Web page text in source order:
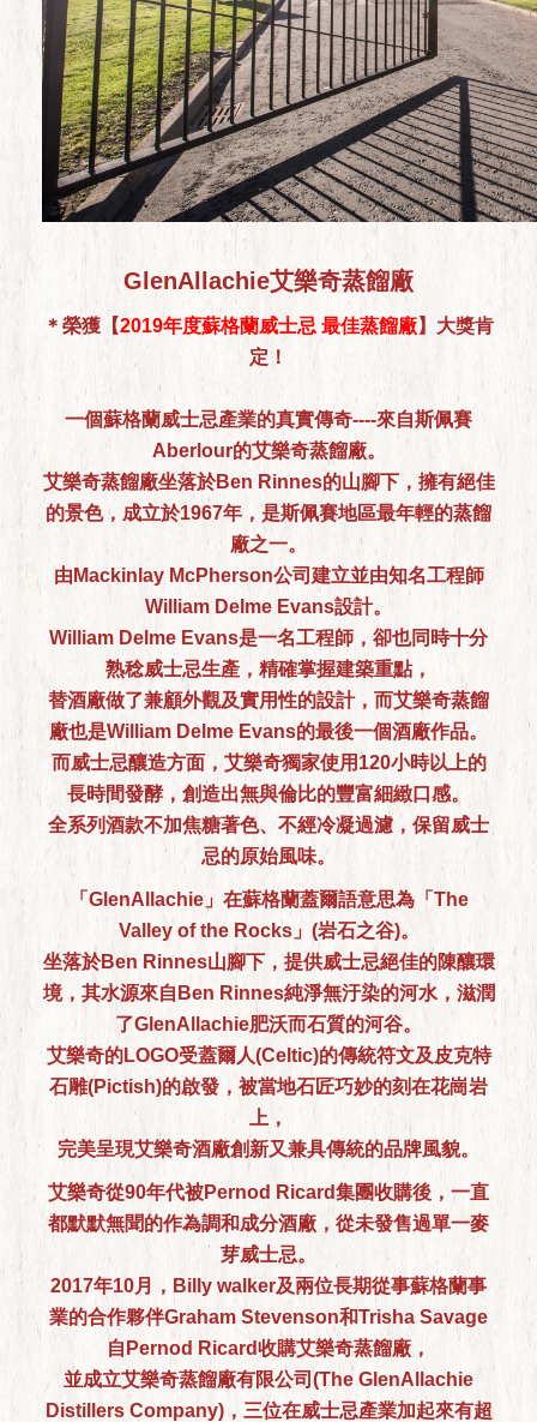
GlenAllachie艾樂奇蒸餾廠
＊榮獲【2019年度蘇格蘭威士忌 最佳蒸餾廠】大獎肯
定！
一個蘇格蘭威士忌產業的真實傳奇----來自斯佩賽
Aberlour的艾樂奇蒸餾廠。
艾樂奇蒸餾廠坐落於Ben Rinnes的山腳下，擁有絕佳
的景色，成立於1967年，是斯佩賽地區最年輕的蒸餾
廠之一。
由Mackinlay McPherson公司建立並由知名工程師
William Delme Evans設計。
William Delme Evans是一名工程師，卻也同時十分
熟稔威士忌生產，精確掌握建築重點，
替酒廠做了兼顧外觀及實用性的設計，而艾樂奇蒸餾
廠也是William Delme Evans的最後一個酒廠作品。
而威士忌釀造方面，艾樂奇獨家使用120小時以上的
長時間發酵，創造出無與倫比的豐富細緻口感。
全系列酒款不加焦糖著色、不經冷凝過濾，保留威士
忌的原始風味。
「GlenAllachie」在蘇格蘭蓋爾語意思為「The
Valley of the Rocks」(岩石之谷)。
坐落於Ben Rinnes山腳下，提供威士忌絕佳的陳釀環
境，其水源來自Ben Rinnes純淨無汙染的河水，滋潤
了GlenAllachie肥沃而石質的河谷。
艾樂奇的LOGO受蓋爾人(Celtic)的傳統符文及皮克特
石雕(Pictish)的啟發，被當地石匠巧妙的刻在花崗岩
上，
完美呈現艾樂奇酒廠創新又兼具傳統的品牌風貌。
艾樂奇從90年代被Pernod Ricard集團收購後，一直
都默默無聞的作為調和成分酒廠，從未發售過單一麥
芽威士忌。
2017年10月，Billy walker及兩位長期從事蘇格蘭事
業的合作夥伴Graham Stevenson和Trisha Savage
自Pernod Ricard收購艾樂奇蒸餾廠，
並成立艾樂奇蒸餾廠有限公司(The GlenAllachie
Distillers Company)，三位在威士忌產業加起來有超